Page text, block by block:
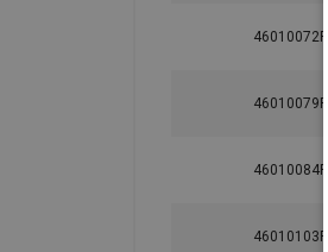
46010072F
46010079F
46010084F
46010103F